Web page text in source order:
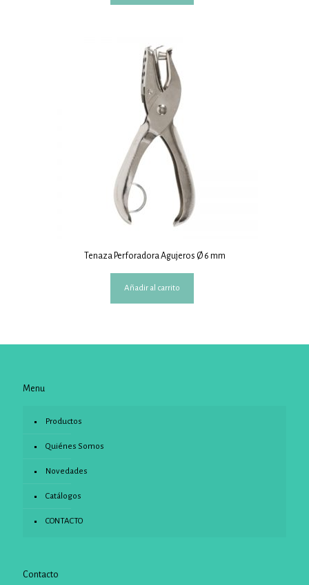
Tenaza Perforadora Agujeros Ø 6 mm
Añadir al carrito
Menu
Productos
Quiénes Somos
Novedades
Catálogos
CONTACTO
Contacto